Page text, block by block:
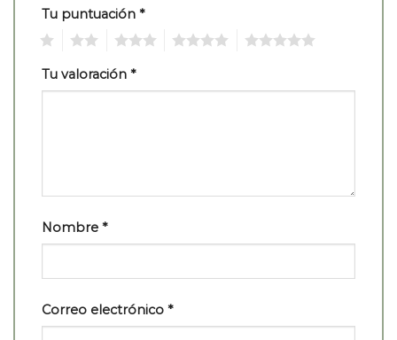
Tu puntuación *
Tu valoración *
Nombre *
Correo electrónico *